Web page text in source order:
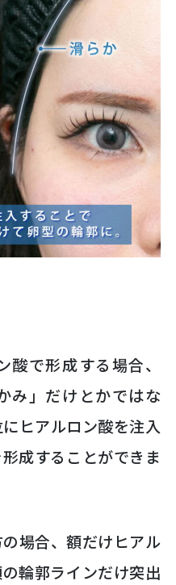
で形成する場合、
み」だけとかではな
ヒアルロン酸を注入
成することができま
場合、額だけヒアル
輪郭ラインだけ突出